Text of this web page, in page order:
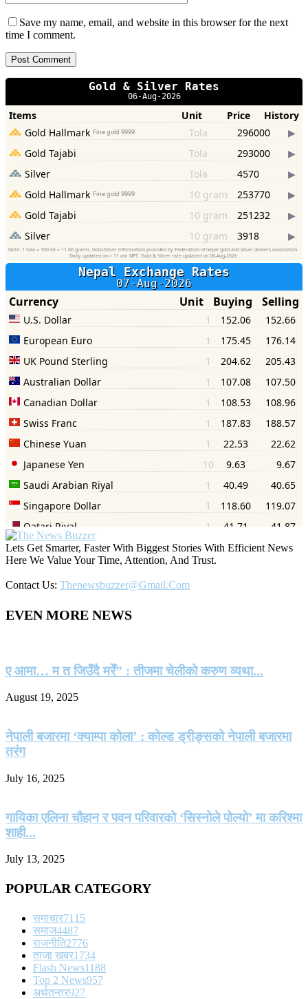
Save my name, email, and website in this browser for the next
time I comment.
Lets Get Smarter, Faster With Biggest Stories With Efficient News
Here We Value Your Time, Attention, And Trust.
Contact Us: Thenewsbuzzer@gmail.com
EVEN MORE NEWS
ए आमा… म त जिउँदै मरेँ” : तीजमा चेलीको करुण व्यथा...
August 19, 2025
नेपाली बजारमा ‘क्याम्पा कोला’ : कोल्ड ड्रीङ्सको नेपाली बजारमा
तरंग
July 16, 2025
गायिका एलिना चौहान र पवन परिवारको ‘सिस्नोले पोल्यो’ मा करिश्मा
शाही...
July 13, 2025
POPULAR CATEGORY
समाचार7115
समाज4487
राजनीति2776
ताजा खबर1734
Flash News1188
Top 2 News957
अर्थतन्त्र927